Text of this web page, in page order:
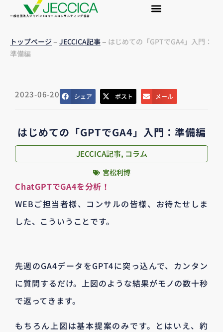
一般社団法人ジャパンEコマースコンサルティング協会
トップページ– JECCICA記事– はじめての「GPTでGA4」入門：
準備編
2023-06-20 シェア ポスト メール
はじめての「GPTでGA4」入門：準備編
JECCICA記事, コラム
宮松利博
ChatGPTでGA4を分析！
WEBご担当者様、コンサルの皆様、お待たせしま
した、こういうことです。
先週のGA4データをGPT4に突っ込んで、カンタン
に質問するだけ。上図のような結果がモノの数十秒
で返ってきます。
もちろん上図は基本提案のみです。とはいえ、約